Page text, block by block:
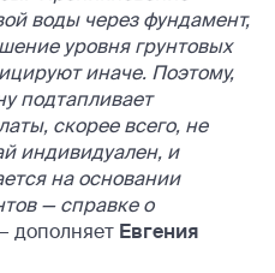
воды через фундамент,
уровня грунтовых
иначе. Поэтому,
подтапливает
скорее всего, не
индивидуален, и
на основании
— справке о
дополняет Евгения